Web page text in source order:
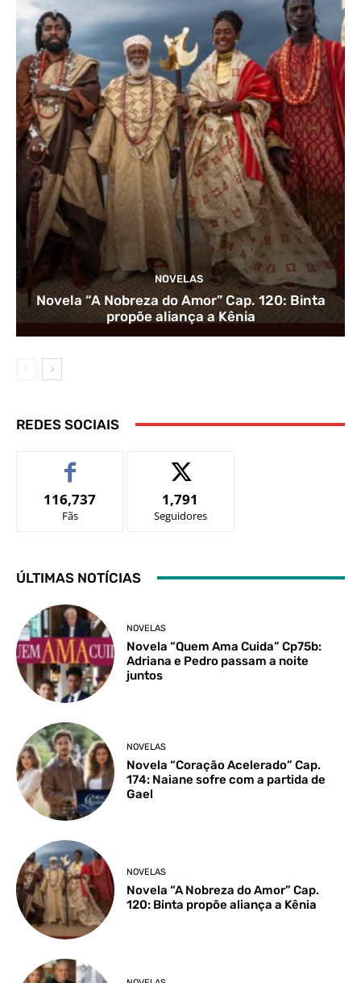
NOVELAS
Novela “A Nobreza do Amor” Cap. 120: Binta
propõe aliança a Kênia
REDES SOCIAIS
116,737
Fãs
1,791
Seguidores
ÚLTIMAS NOTÍCIAS
NOVELAS
Novela “Quem Ama Cuida” Cp75b:
Adriana e Pedro passam a noite
juntos
NOVELAS
Novela “Coração Acelerado” Cap.
174: Naiane sofre com a partida de
Gael
NOVELAS
Novela “A Nobreza do Amor” Cap.
120: Binta propõe aliança a Kênia